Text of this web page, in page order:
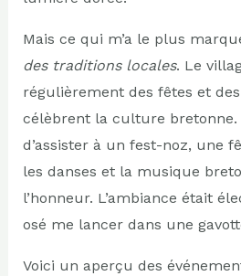
Mais ce qui m’a le plus
des traditions locales. Le
régulièrement des fêtes et
célèbrent la culture bretonne.
d’assister à un fest-noz, une
les danses et la musique
l’honneur. L’ambiance était
osé me lancer dans une
Voici un aperçu des